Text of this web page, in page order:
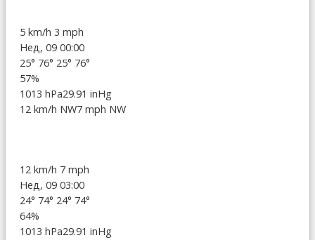
5 km/h 3 mph
Нед, 09 00:00
25° 76° 25° 76°
57%
1013 hPa29.91 inHg
12 km/h NW7 mph NW
12 km/h 7 mph
Нед, 09 03:00
24° 74° 24° 74°
64%
1013 hPa29.91 inHg